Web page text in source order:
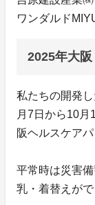
ワンダルド
2025年大
私たちの開発
月7日から10月
阪ヘルスケア
平常時は災害
乳・着替えが